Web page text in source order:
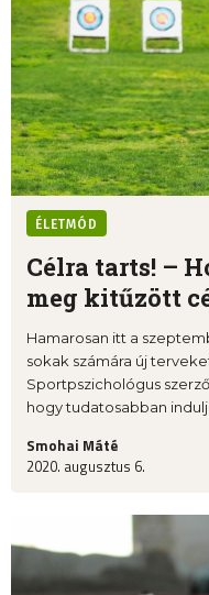
ÉLETMÓD
Célra tarts! –
meg kitűzött
Hamarosan itt a
sokak számára új
Sportpszichológus
hogy tudatosabban
Smohai Máté
2020. augusztus 6.